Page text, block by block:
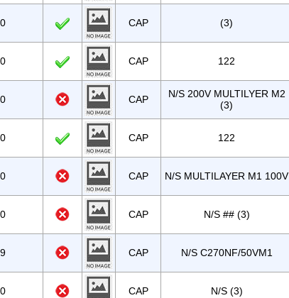
CAP (3)
CAP 122
CAP
N/S 200V MULTILYER M2
(3)
CAP 122
CAP N/S MULTILAYER M1 100V
CAP N/S ## (3)
CAP N/S C270NF/50VM1
CAP N/S (3)